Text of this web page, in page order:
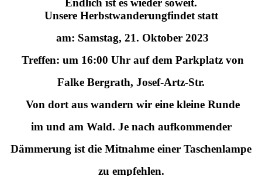
Unsere Herbstwanderungfindet statt
am: Samstag, 21. Oktober 2023
Treffen: um 16:00 Uhr auf dem Parkplatz von
Falke Bergrath, Josef-Artz-Str.
Von dort aus wandern wir eine kleine Runde
im und am Wald. Je nach aufkommender
Dämmerung ist die Mitnahme einer Taschenlampe
zu empfehlen.